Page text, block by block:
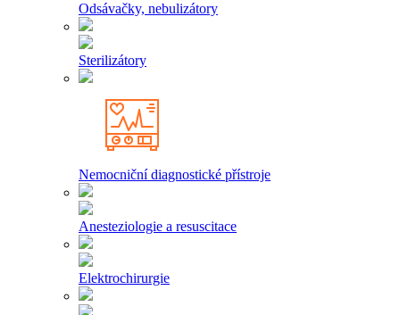
Odsávačky, nebulizátory
Sterilizátory
Nemocniční diagnostické přístroje
Anesteziologie a resuscitace
Elektrochirurgie